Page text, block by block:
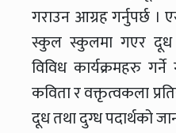
गराउन आग्रह गर्नुपर्छ
स्कुल स्कुलमा गएर दूध
विविध कार्यक्रमहरु
कविता र वक्तृत्वकला
दूध तथा दुग्ध पदार्थको